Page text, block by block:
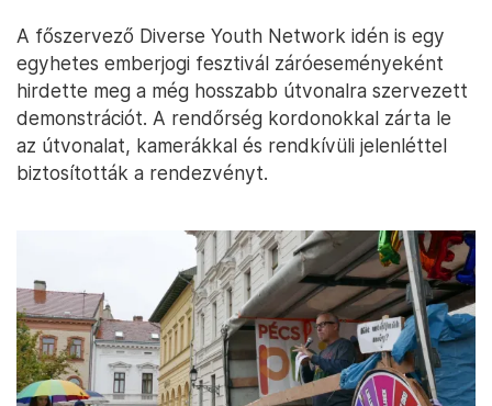
A főszervező Diverse Youth Network idén is egy
egyhetes emberjogi fesztivál záróeseményeként
hirdette meg a még hosszabb útvonalra szervezett
demonstrációt. A rendőrség kordonokkal zárta le
az útvonalat, kamerákkal és rendkívüli jelenléttel
biztosították a rendezvényt.